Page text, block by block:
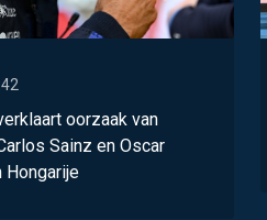
oorzaak van
Sainz en Oscar
Hongarije